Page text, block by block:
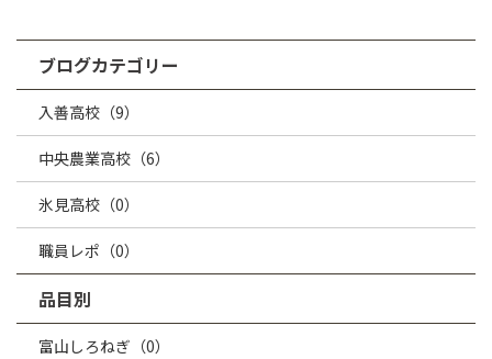
ブログカテゴリー
入善高校（9）
中央農業高校（6）
氷見高校（0）
職員レポ（0）
品目別
富山しろねぎ（0）